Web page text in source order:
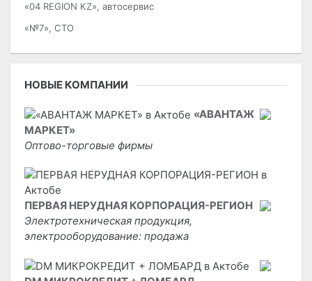
«04 REGION KZ», автосервис
«№7», СТО
НОВЫЕ КОМПАНИИ
«АВАНТАЖ
МАРКЕТ»
Оптово-торговые фирмы
ПЕРВАЯ НЕРУДНАЯ КОРПОРАЦИЯ-РЕГИОН
Электротехническая продукция,
электрооборудование: продажа